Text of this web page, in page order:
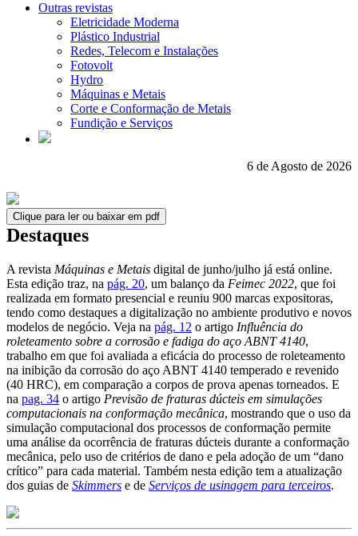
Outras revistas
Eletricidade Moderna
Plástico Industrial
Redes, Telecom e Instalações
Fotovolt
Hydro
Máquinas e Metais
Corte e Conformação de Metais
Fundição e Serviços
6 de Agosto de 2026
Clique para ler ou baixar em pdf
Destaques
A revista Máquinas e Metais digital de junho/julho já está online.
Esta edição traz, na pág. 20, um balanço da Feimec 2022, que foi
realizada em formato presencial e reuniu 900 marcas expositoras,
tendo como destaques a digitalização no ambiente produtivo e novos
modelos de negócio. Veja na pág. 12 o artigo Influência do
roleteamento sobre a corrosão e fadiga do aço ABNT 4140,
trabalho em que foi avaliada a eficácia do processo de roleteamento
na inibição da corrosão do aço ABNT 4140 temperado e revenido
(40 HRC), em comparação a corpos de prova apenas torneados. E
na pag. 34 o artigo Previsão de fraturas dúcteis em simulações
computacionais na conformação mecânica, mostrando que o uso da
simulação computacional dos processos de conformação permite
uma análise da ocorrência de fraturas dúcteis durante a conformação
mecânica, pelo uso de critérios de dano e pela adoção de um “dano
crítico” para cada material. Também nesta edição tem a atualização
dos guias de Skimmers e de Serviços de usinagem para terceiros.